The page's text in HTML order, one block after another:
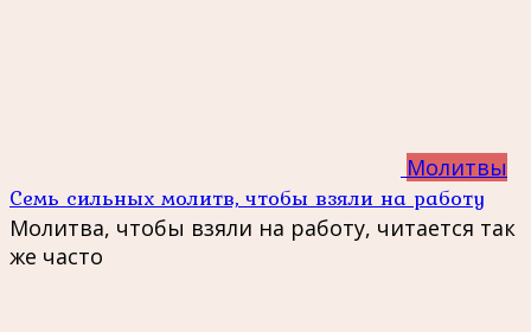
Молитвы
Семь сильных молитв, чтобы взяли на работу
Молитва, чтобы взяли на работу, читается так
же часто